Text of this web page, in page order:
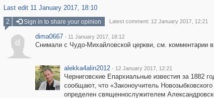
Last edit 11 January 2017, 18:10
2 Sign in to share your opinion Latest comment: 12 January 2017, 12:21
d
dima0667 · 11 January 2017, 18:12
Снимали с Чудо-Михайловской церкви, см. комментарии в
alekka4alin2012 · 12 January 2017, 12:21
Черниговские Епархиальные известия за 1882
сообщают, что «Законоучитель
определен священнослужителем